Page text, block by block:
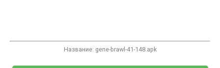
Название: gene-brawl-41-148.apk